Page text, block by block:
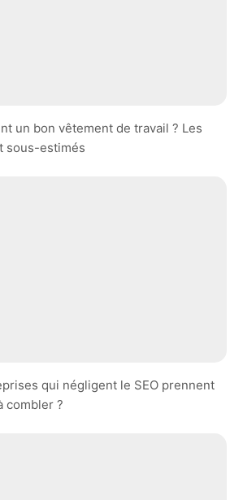
un bon vêtement de travail ? Les
sous-estimés
qui négligent le SEO prennent
combler ?